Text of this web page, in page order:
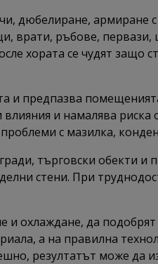
дюбелиране, армиране
ръбове, первази,
хората се чудят защо
и предпазва
и намалява риска
с мазилка,
търговски обекти и
стени. При
и охлаждане, да
а на правилна
резултатът може да